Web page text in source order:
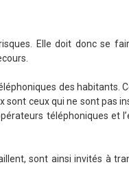
Elle doit donc se
des habitants.
sont ceux qui ne sont pas
téléphoniques et
sont ainsi invités à